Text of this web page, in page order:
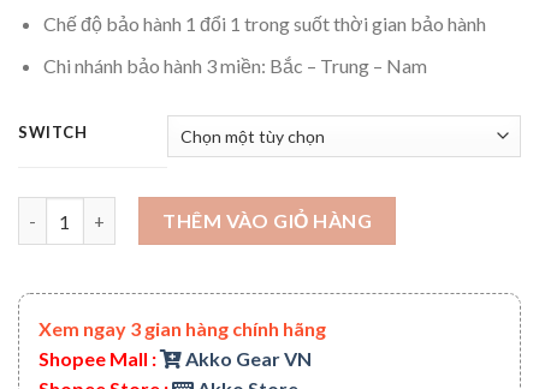
Chế độ bảo hành 1 đổi 1 trong suốt thời gian bảo hành
Chi nhánh bảo hành 3 miền: Bắc – Trung – Nam
SWITCH
Bàn phím cơ AKKO 5108S Honkai Impact 3rd – Bronya Zaychik
THÊM VÀO GIỎ HÀNG
Xem ngay 3 gian hàng chính hãng
Shopee Mall :
Akko Gear VN